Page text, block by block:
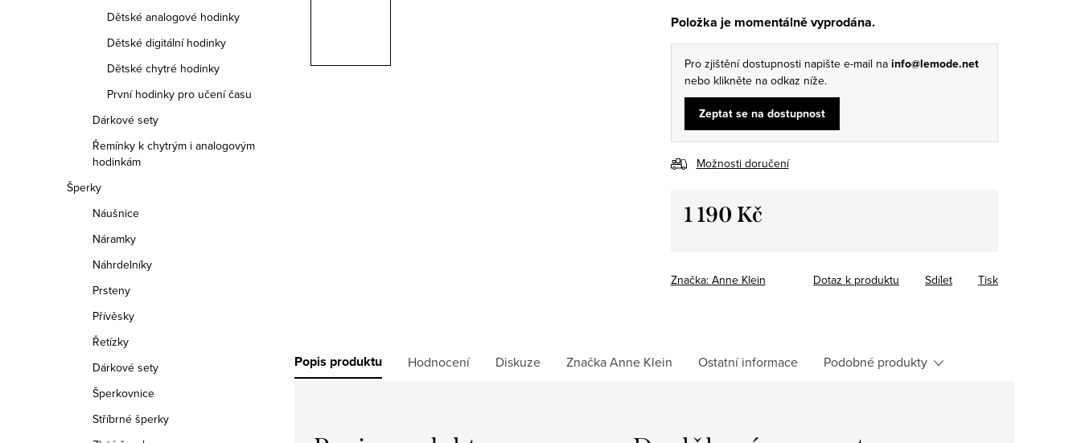
Dětské analogové hodinky
Dětské digitální hodinky
Dětské chytré hodinky
První hodinky pro učení času
Dárkové sety
Řemínky k chytrým i analogovým
hodinkám
Šperky
Náušnice
Náramky
Náhrdelníky
Prsteny
Přívěsky
Řetízky
Dárkové sety
Šperkovnice
Stříbrné šperky
Položka je momentálně vyprodána.
Pro zjištění dostupnosti napište e-mail na info@lemode.net
nebo klikněte na odkaz níže.
Zeptat se na dostupnost
Možnosti doručení
1 190 Kč
Značka: Anne Klein Tisk
Dotaz k produktu Sdílet
Popis produktu Hodnocení Diskuze ZnačkaAnne Klein Ostatní informace Podobné produkty